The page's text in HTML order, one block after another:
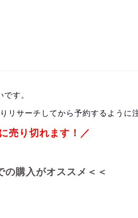
す。
リサーチしてから予約するように
売り切れます！／
の購入がオススメ＜＜